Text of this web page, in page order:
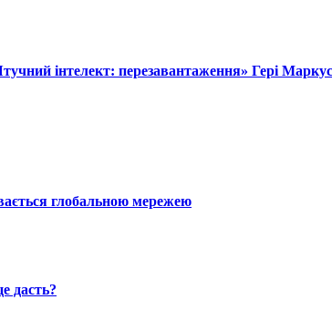
інтелект: перезавантаження» Гері
глобальною мережею
даcть?